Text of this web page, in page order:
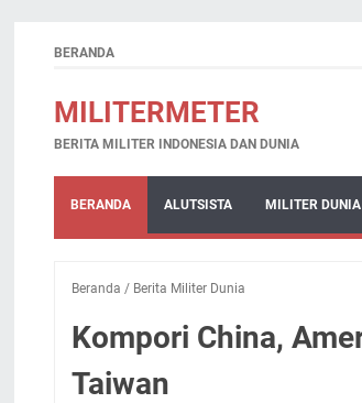
BERANDA
MILITERMETER
BERITA MILITER INDONESIA DAN DUNIA
BERANDA ALUTSISTA MILITER DUNIA
Beranda / Berita Militer Dunia
Kompori China,
Taiwan